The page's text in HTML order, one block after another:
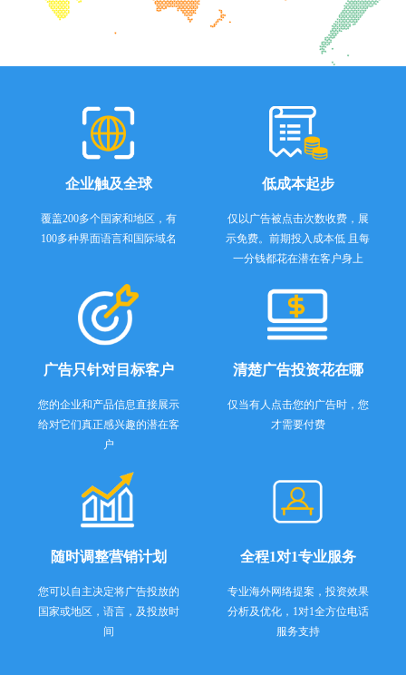
企业触及全球
覆盖200多个国家和地区，有
100多种界面语言和国际域名
低成本起步
仅以广告被点击次数收费，展
示免费。前期投入成本低 且每
一分钱都花在潜在客户身上
广告只针对目标客户
您的企业和产品信息直接展示
给对它们真正感兴趣的潜在客
户
清楚广告投资花在哪
仅当有人点击您的广告时，您
才需要付费
随时调整营销计划
您可以自主决定将广告投放的
国家或地区，语言，及投放时
间
全程1对1专业服务
专业海外网络提案，投资效果
分析及优化，1对1全方位电话
服务支持